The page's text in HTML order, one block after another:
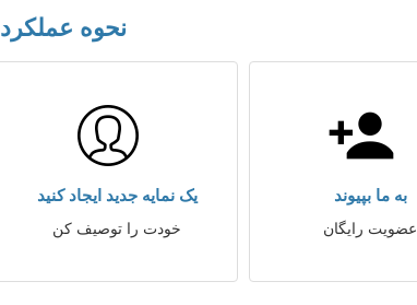
نحوه عملکرد PrtDatingGo
به ما بپیوند
عضویت رایگان
یک نمایه جدید ایجاد کنید
خودت را توصیف کن